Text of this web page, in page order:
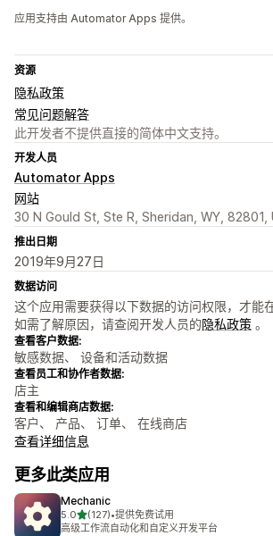
应用支持由 Automator Apps 提供。
资源
隐私政策
常见问题解答
此开发者不提供直接的简体中文支持。
开发人员
Automator Apps
网站
30 N Gould St, Ste R, Sheridan, WY, 82801,
推出日期
2019年9月27日
数据访问
这个应用需要获得以下数据的访问权限，才能
如需了解原因，请查阅开发人员的隐私政策 。
查看客户数据:
敏感数据、 设备和活动数据
查看员工和协作者数据:
店主
查看和编辑商店数据:
客户、 产品、 订单、 在线商店
查看详细信息
更多此类应用
Mechanic
5.0星（满分 5 星）
(127)
总共 127 条评论
•提供免费试用
高级工作流自动化和自定义开发平台